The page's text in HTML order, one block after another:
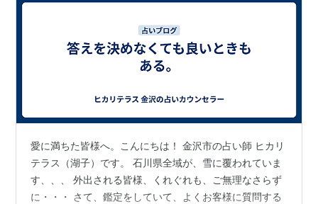
愛に満ちた皆様へ。こんにちは！ 金沢市の占い師 ヒカリ
テラス（湖子）です。 石川県全域が、雪に覆われていま
す、、、 外出される皆様、くれぐれも、ご無理なさらず
に・・・ さて、鑑定をしていて、よくお客様に質問する